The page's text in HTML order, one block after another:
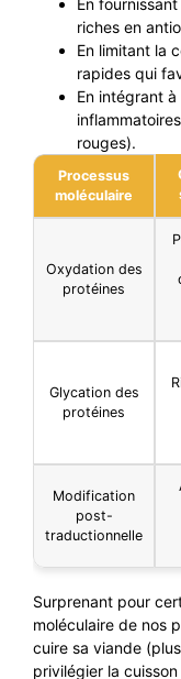
En
riches en
En limitant la
rapides qui
En intégrant
rouges).
Processus
moléculaire
Oxydation des
protéines
Glycation des
protéines
Modification
post-
traductionnelle
Surprenant pour
moléculaire de nos
cuire sa viande
privilégier la